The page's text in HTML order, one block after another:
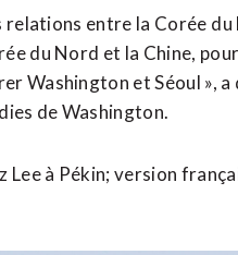
relations entre la Corée
du Nord et la Chine,
Washington et Séoul »,
de Washington.
Lee à Pékin; version